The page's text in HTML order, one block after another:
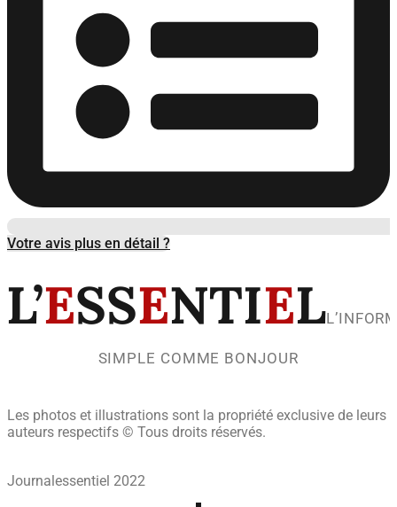
Votre avis plus en détail ?
L’ESSENTIEL
SIMPLE COMME BONJOUR
Les photos et illustrations sont la propriété exclusive de leurs
auteurs respectifs © Tous droits réservés.
Journalessentiel 2022